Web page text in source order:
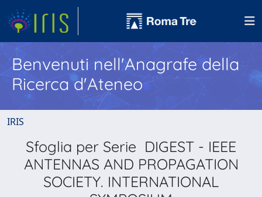
Benvenuti nell'Anagrafe della
Ricerca d'Ateneo
IRIS
Sfoglia per Serie DIGEST - IEEE
ANTENNAS AND PROPAGATION
SOCIETY. INTERNATIONAL